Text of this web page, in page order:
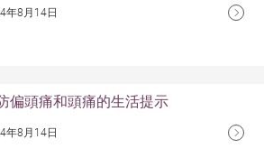
年8月14日
偏頭痛和頭痛的生活提示
年8月14日